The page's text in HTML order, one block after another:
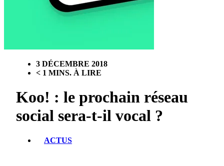
3 DÉCEMBRE 2018
< 1 MINS. À LIRE
Koo! : le prochain réseau
social sera-t-il vocal ?
ACTUS